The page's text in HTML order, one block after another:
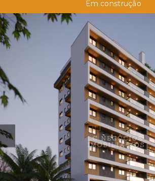
Em construção